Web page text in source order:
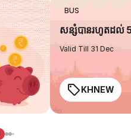
BUS
សន្សំបានរហូតដល់
Valid Till 31 Dec
KHNEW